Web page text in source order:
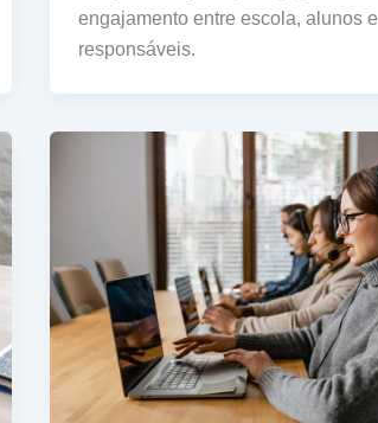
engajamento entre escola, alunos e
responsáveis.